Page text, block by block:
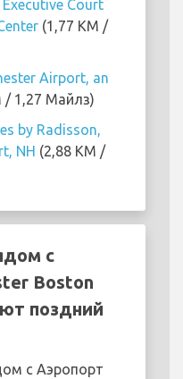
Court
(1,77 KM /
Airport, an
/ 1,27 Майлз)
by Radisson,
NH (2,88 KM /
с
Boston
поздний
с Аэропорт